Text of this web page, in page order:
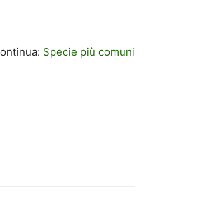
Specie più comuni